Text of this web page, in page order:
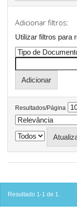
Adicionar filtros:
Utilizar filtros para
Resultados/Página
Resultado 1-1 de 1.